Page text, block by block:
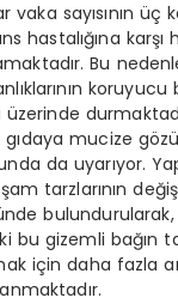
vaka sayısının üç
hastalığına karşı
Bu
üzerinde
mucize
da uyarıyor.
tarzlarının
bu gizemli bağın
için daha fazla